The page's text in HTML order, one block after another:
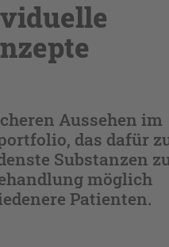
Aussehen im
das dafür
Substanzen
möglich
Patienten.